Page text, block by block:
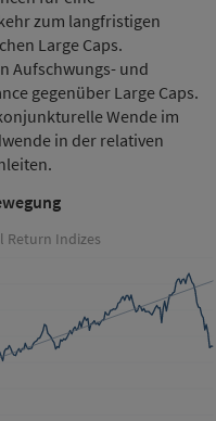
zum langfristigen
Large Caps.
Aufschwungs- und
gegenüber Large Caps.
Wende im
in der relativen
Return Indizes